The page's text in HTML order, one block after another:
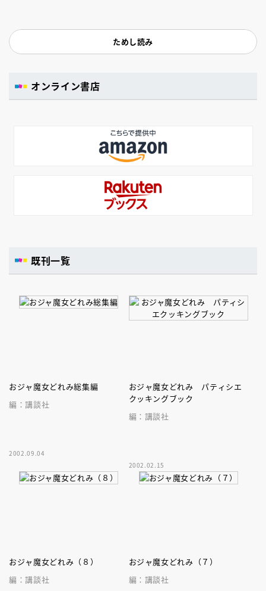
ためし読み
オンライン書店
既刊一覧
おジャ魔女どれみ総集編
編：講談社
2002.09.04
おジャ魔女どれみ パティシエ
クッキングブック
編：講談社
2002.02.15
おジャ魔女どれみ（８）
編：講談社
おジャ魔女どれみ（７）
編：講談社